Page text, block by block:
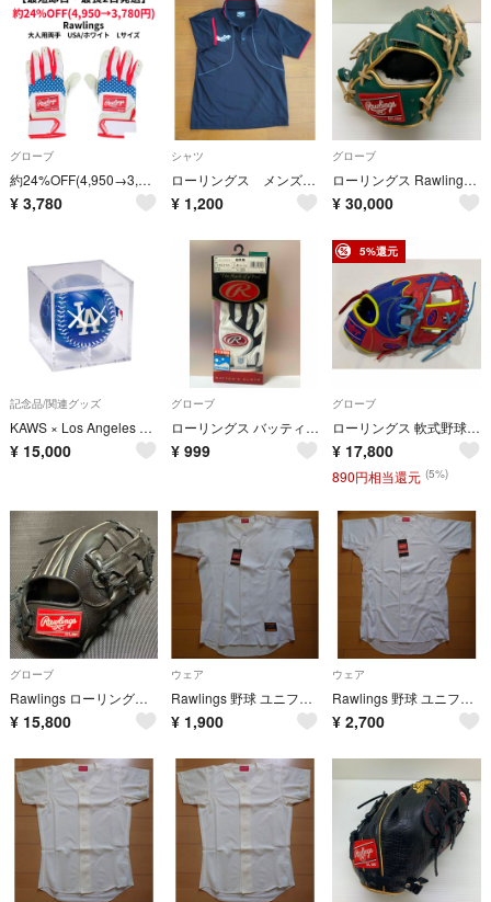
グローブ
約24%OFF(4,950→3,780円) ローリングス Rawlings バッティンググローブ 一般用両手 USA/ホワイト L
¥ 3,780
シャツ
ローリングス メンズＳサイズ 速乾 スタンドカラーシャツ
¥ 1,200
グローブ
ローリングス Rawlings HOH GR3FHEA15MG 軟式 大人 一般 投手用 グローブ ピッチャー グラブ 右投げ 中古品 野球 9357
¥ 30,000
記念品/関連グッズ
KAWS × Los Angeles Dodgers ボール
¥ 15,000
グローブ
ローリングス バッティンググローブ サイズL 右手のみ
¥ 999
5%還元
グローブ
ローリングス 軟式野球 内野手用 11.25 LH右投用 ロイヤル×スカーレット #GR3H
¥ 17,800
890円相当還元 (5%)
グローブ
Rawlings ローリングス ゲーマー 硬式 オールラウンド用グローブ GH8FS46L
¥ 15,800
ウェア
Rawlings 野球 ユニフォーム ホワイト XOサイズ
¥ 1,900
ウェア
Rawlings 野球 ユニフォーム ホワイト XOサイズ
¥ 2,700